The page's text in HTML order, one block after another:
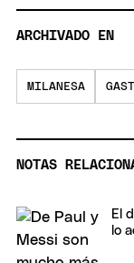
ARCHIVADO EN
MILANESA
NOTAS
El
lo